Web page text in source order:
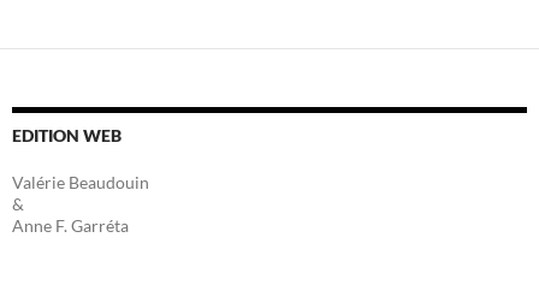
EDITION WEB
Valérie Beaudouin
&
Anne F. Garréta